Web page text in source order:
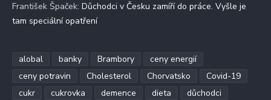
František Špaček: Důchodci v Česku zamíří do práce. Vyšle je
tam speciální opatření
alobal banky Brambory
ceny energií
ceny potravin
Cholesterol Chorvatsko
Covid-19
cukr
cukrovka demence dieta
důchodci